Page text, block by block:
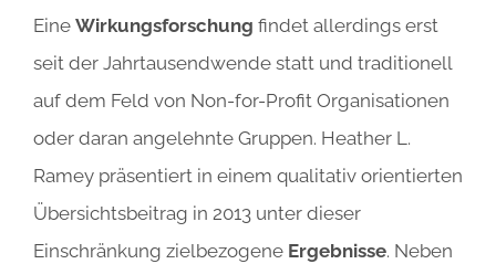
Eine Wirkungsforschung findet allerdings erst
seit der Jahrtausendwende statt und traditionell
auf dem Feld von Non-for-Profit Organisationen
oder daran angelehnte Gruppen. Heather L.
Ramey präsentiert in einem qualitativ orientierten
Übersichtsbeitrag in 2013 unter dieser
Einschränkung zielbezogene Ergebnisse. Neben